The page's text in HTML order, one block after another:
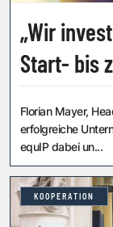
„Wir
Start- bis
Florian Mayer,
erfolgreiche
equIP dabei un...
KOOPERATION